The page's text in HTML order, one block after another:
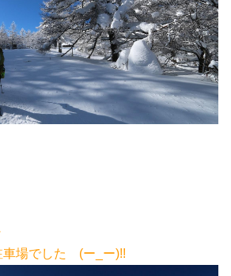
車場でした (ー_ー)!!